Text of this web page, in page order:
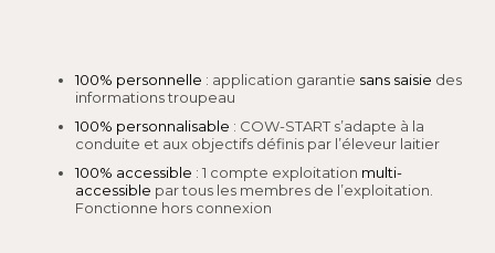
100% personnelle : application garantie sans saisie des
informations troupeau
100% personnalisable : COW-START s’adapte à la
conduite et aux objectifs définis par l’éleveur laitier
100% accessible : 1 compte exploitation multi-
accessible par tous les membres de l’exploitation.
Fonctionne hors connexion